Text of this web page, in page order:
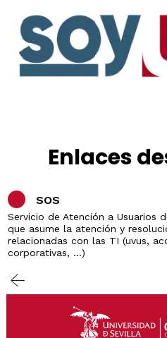
Enlaces
SOS
Servicio de Atención a Usuarios
que asume la atención y
relacionadas con las TI (uvus,
corporativas, ...)